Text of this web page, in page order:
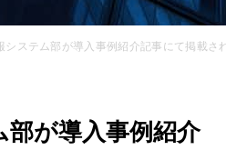
システム部が導入事例紹介記事にて掲載さ
部が導入事例紹介